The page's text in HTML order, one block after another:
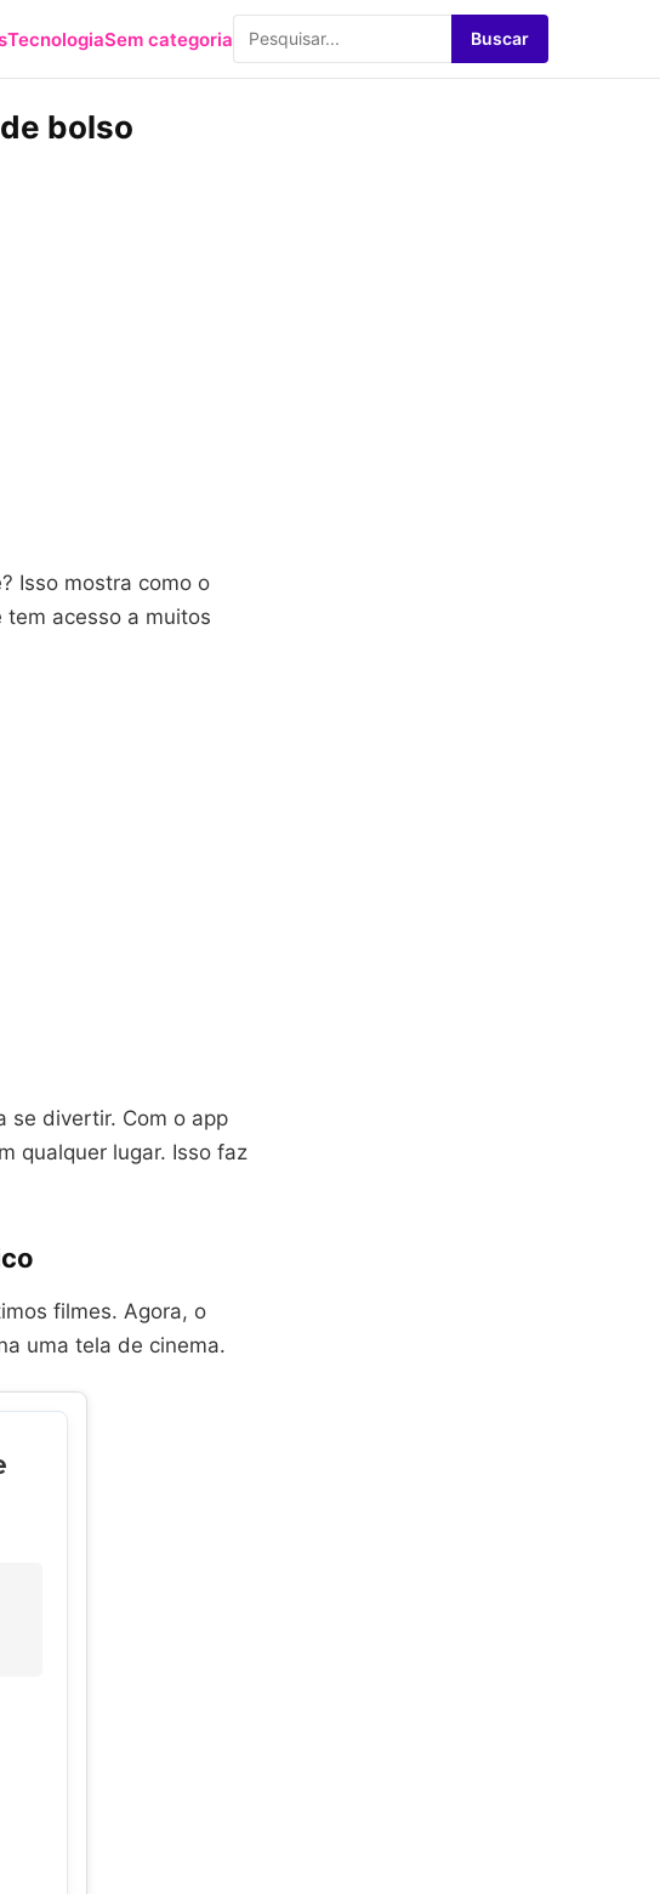
TecnologiaSem categoria Buscar
bolso
Isso mostra como o
acesso a muitos
se divertir. Com o app
qualquer lugar. Isso faz
filmes. Agora, o
uma tela de cinema.